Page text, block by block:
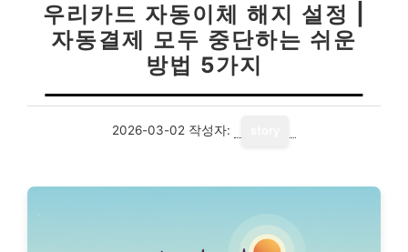
우리카드 자동이체 해지 설정 |
자동결제 모두 중단하는 쉬운
방법 5가지
2026-03-02 작성자: